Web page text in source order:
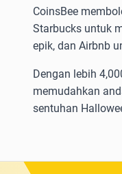
CoinsBee
Starbucks untuk
epik, dan Airbnb
Dengan lebih
memudahkan
sentuhan